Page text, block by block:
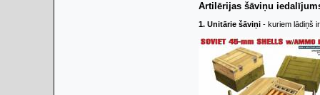
Artilērijas šāviņu
1. Unitārie šāviņi - kuriem lādiņš